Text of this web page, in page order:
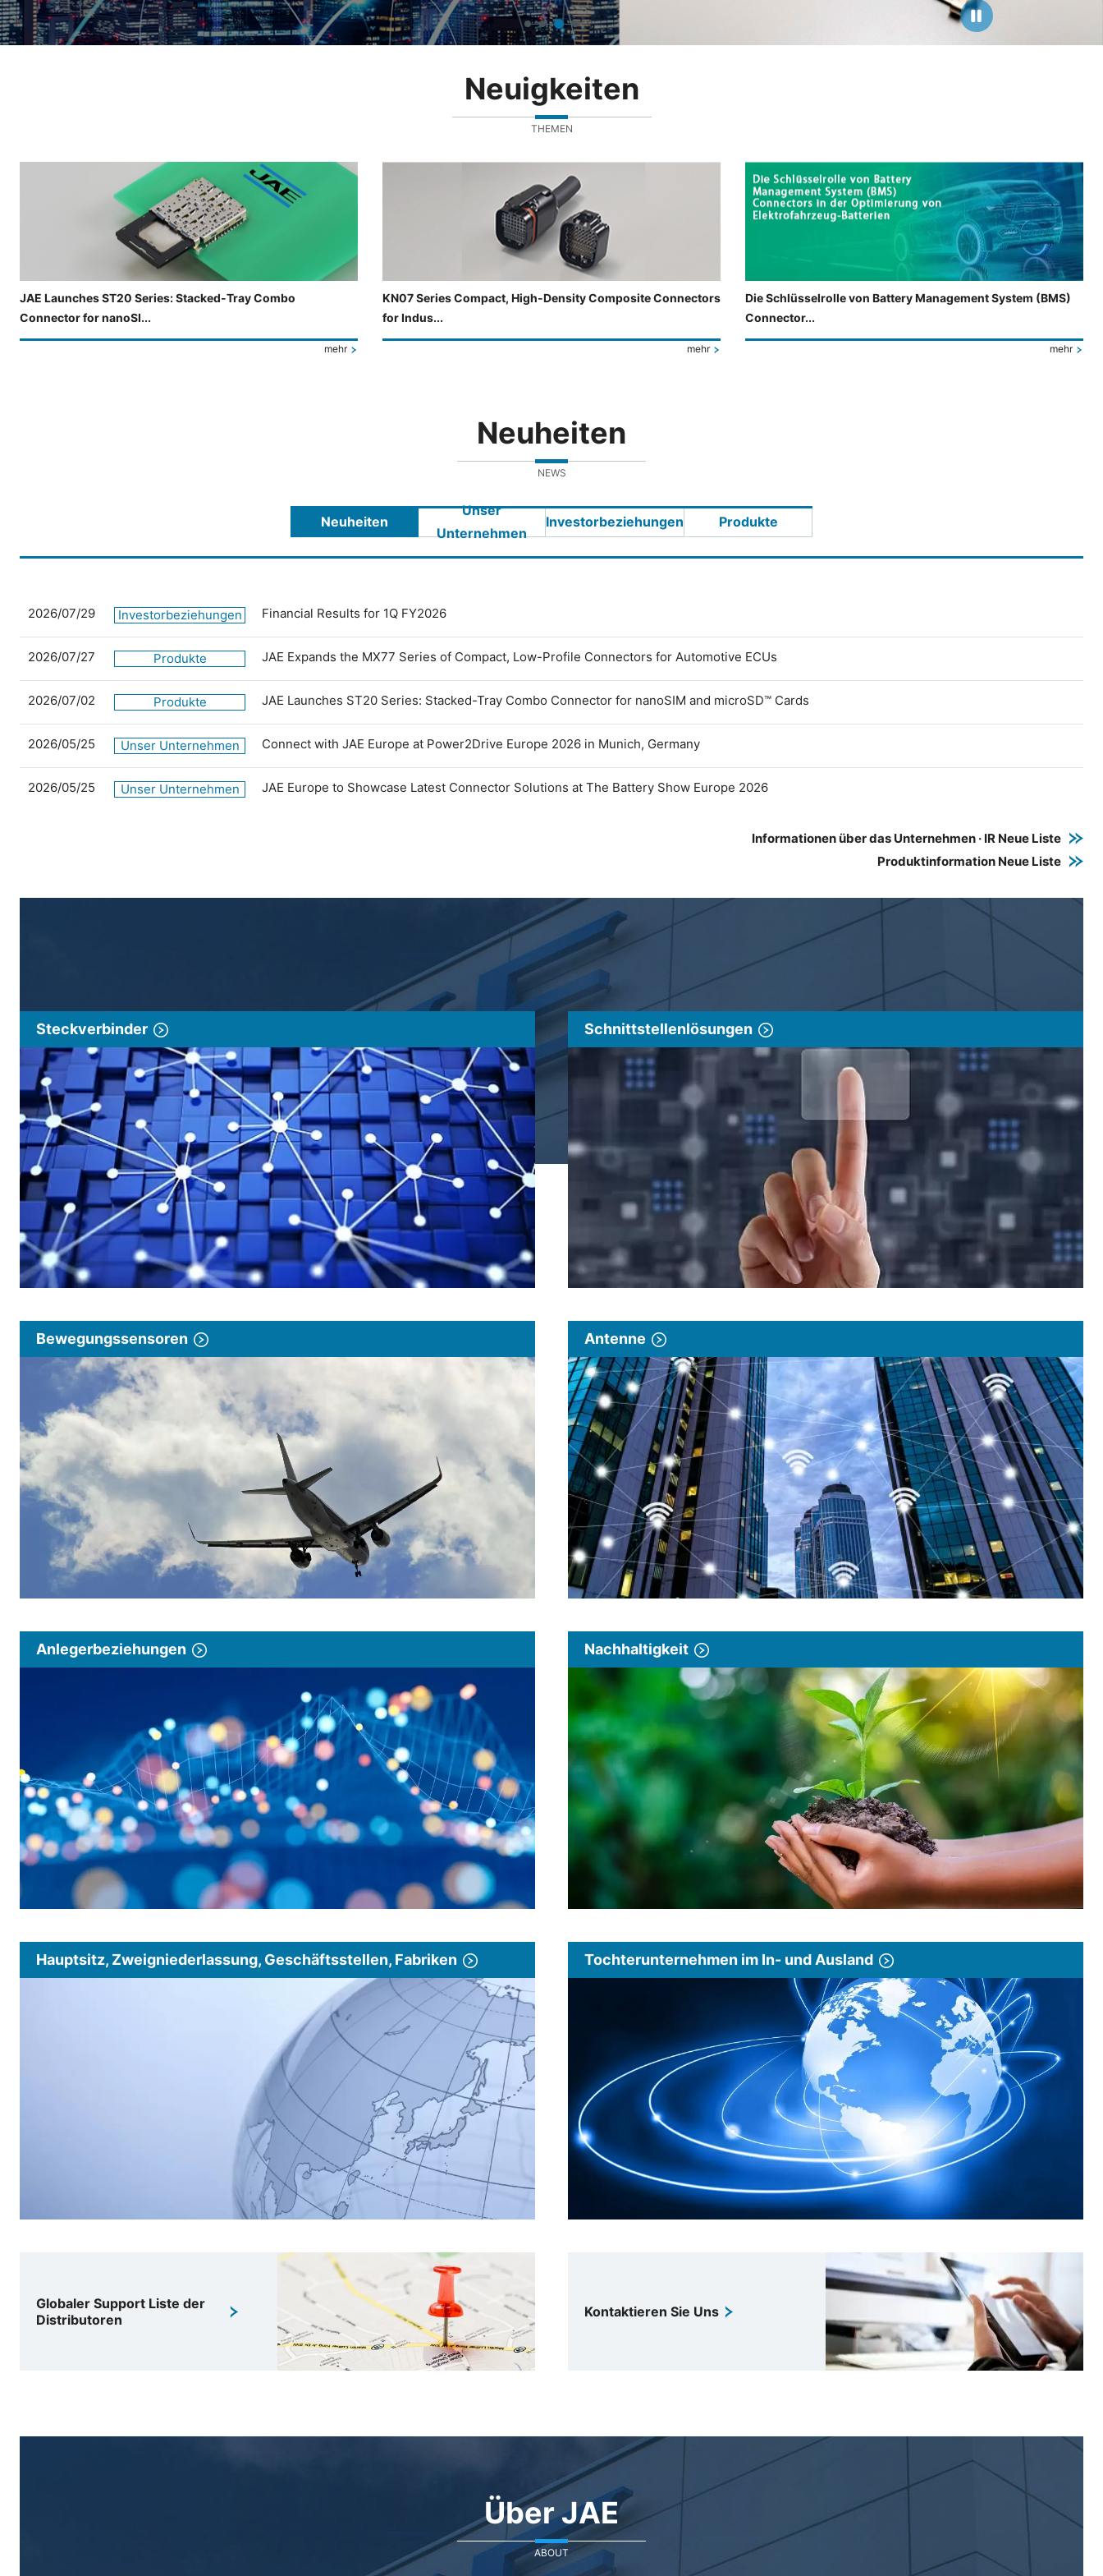
Neuigkeiten
THEMEN
JAE Launches ST20 Series: Stacked-Tray Combo
Connector for nanoSI...
mehr
KN07 Series Compact, High-Density Composite Connectors
for Indus...
mehr
Die Schlüsselrolle von Battery Management System (BMS)
Connector...
mehr
Neuheiten
NEWS
Neuheiten
Unser
Unternehmen
Investorbeziehungen Produkte
2026/07/29 Investorbeziehungen Financial Results for 1Q FY2026
2026/07/27 Produkte JAE Expands the MX77 Series of Compact, Low-Profile Connectors for Automotive ECUs
2026/07/02 Produkte JAE Launches ST20 Series: Stacked-Tray Combo Connector for nanoSIM and microSD™ Cards
2026/05/25 Unser Unternehmen Connect with JAE Europe at Power2Drive Europe 2026 in Munich, Germany
2026/05/25 Unser Unternehmen JAE Europe to Showcase Latest Connector Solutions at The Battery Show Europe 2026
Informationen über das Unternehmen · IR Neue Liste
Produktinformation Neue Liste
Steckverbinder Schnittstellenlösungen
Bewegungssensoren Antenne
Anlegerbeziehungen Nachhaltigkeit
Hauptsitz, Zweigniederlassung, Geschäftsstellen, Fabriken Tochterunternehmen im In- und Ausland
Globaler Support Liste der
Distributoren
Kontaktieren Sie Uns
Über JAE
ABOUT